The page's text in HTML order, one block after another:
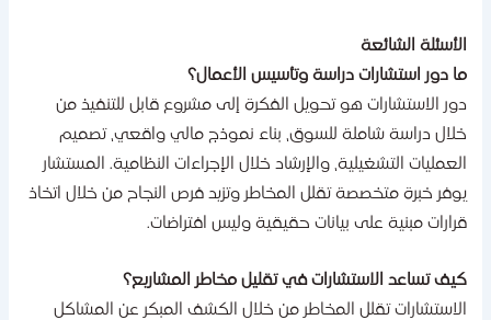
الشائعة
دور استشارات دراسة وتأسيس الأعمال؟
الاستشارات هو تحويل الفكرة إلى مشروع قابل للتنفيذ من
دراسة شاملة للسوق، بناء نموذج مالي واقعي، تصميم
التشغيلية، والإرشاد خلال الإجراءات النظامية. المستشار
خبرة متخصصة تقلل المخاطر وتزيد فرص النجاح من خلال اتخاذ
مبنية على بيانات حقيقية وليس افتراضات.
تساعد الاستشارات في تقليل مخاطر المشاريع؟
تقلل المخاطر من خلال الكشف المبكر عن المشاكل